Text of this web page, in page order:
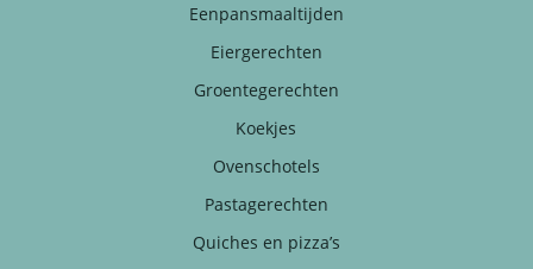
Eenpansmaaltijden
Eiergerechten
Groentegerechten
Koekjes
Ovenschotels
Pastagerechten
Quiches en pizza’s